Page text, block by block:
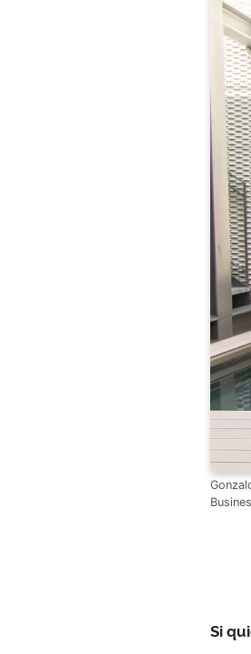
Si